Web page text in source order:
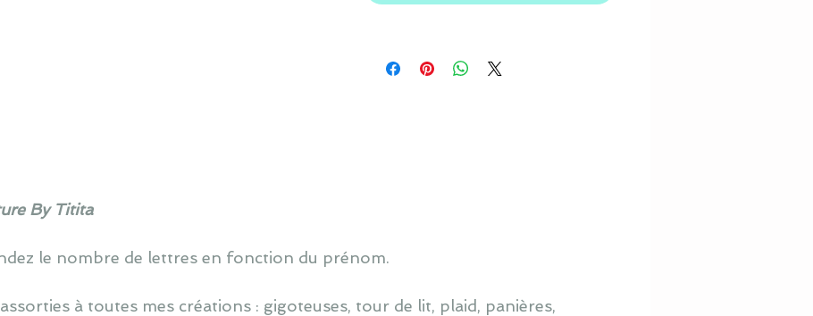
By Titita
le nombre de lettres en fonction du prénom.
à toutes mes créations : gigoteuses, tour de lit, plaid, panières,